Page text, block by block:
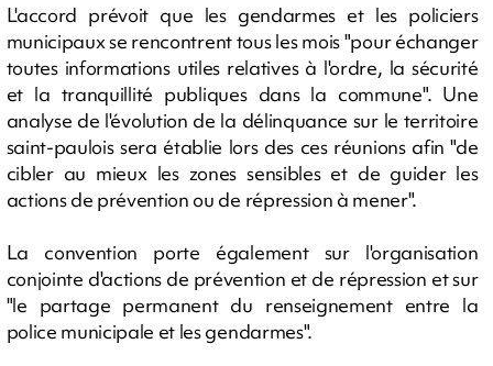
L'accord prévoit que les gendarmes et les policiers
municipaux se rencontrent tous les mois "pour échanger
toutes informations utiles relatives à l'ordre, la sécurité
et la tranquillité publiques dans la commune". Une
analyse de l'évolution de la délinquance sur le territoire
saint-paulois sera établie lors des ces réunions afin "de
cibler au mieux les zones sensibles et de guider les
actions de prévention ou de répression à mener".
La convention porte également sur l'organisation
conjointe d'actions de prévention et de répression et sur
"le partage permanent du renseignement entre la
police municipale et les gendarmes".